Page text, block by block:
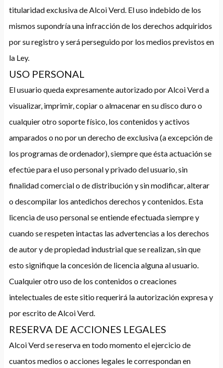
titularidad exclusiva de Alcoi Verd. El uso indebido de los
mismos supondría una infracción de los derechos adquiridos
por su registro y será perseguido por los medios previstos en
la Ley.
USO PERSONAL
El usuario queda expresamente autorizado por Alcoi Verd a
visualizar, imprimir, copiar o almacenar en su disco duro o
cualquier otro soporte físico, los contenidos y activos
amparados o no por un derecho de exclusiva (a excepción de
los programas de ordenador), siempre que ésta actuación se
efectúe para el uso personal y privado del usuario, sin
finalidad comercial o de distribución y sin modificar, alterar
o descompilar los antedichos derechos y contenidos. Esta
licencia de uso personal se entiende efectuada siempre y
cuando se respeten intactas las advertencias a los derechos
de autor y de propiedad industrial que se realizan, sin que
esto signifique la concesión de licencia alguna al usuario.
Cualquier otro uso de los contenidos o creaciones
intelectuales de este sitio requerirá la autorización expresa y
por escrito de Alcoi Verd.
RESERVA DE ACCIONES LEGALES
Alcoi Verd se reserva en todo momento el ejercicio de
cuantos medios o acciones legales le correspondan en